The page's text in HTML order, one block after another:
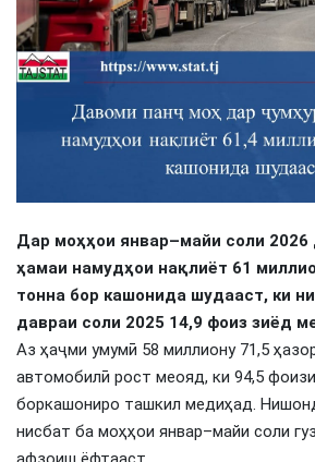
Дар моҳҳои январ–майи соли 2026
ҳамаи намудҳои нақлиёт 61
тонна бор кашонида шудааст, ки
давраи соли 2025 14,9 фоиз зиёд
Аз ҳаҷми умумӣ 58 миллиону 71,5
автомобилӣ рост меояд, ки 94,5
боркашониро ташкил медиҳад.
нисбат ба моҳҳои январ–майи соли